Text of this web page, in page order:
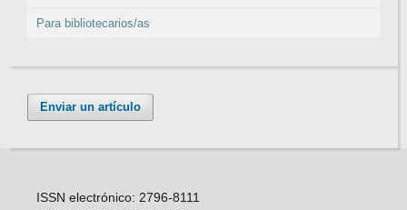
Para bibliotecarios/as
Enviar un artículo
ISSN electrónico: 2796-8111